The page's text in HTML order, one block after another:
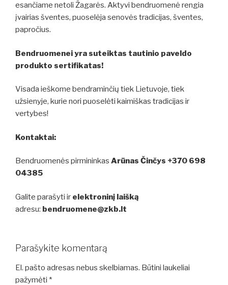
esančiame netoli Žagarės. Aktyvi bendruomenė rengia
įvairias šventes, puoselėja senovės tradicijas, šventes,
papročius.
Bendruomenei yra suteiktas tautinio paveldo
produkto sertifikatas!
Visada ieškome bendraminčių tiek Lietuvoje, tiek
užsienyje, kurie nori puoselėti kaimiškas tradicijas ir
vertybes!
Kontaktai:
Bendruomenės pirmininkas Arūnas Činčys +370 698
04385
Galite parašyti ir elektroninį laišką
adresu: bendruomene@zkb.lt
Parašykite komentarą
El. pašto adresas nebus skelbiamas. Būtini laukeliai
pažymėti *